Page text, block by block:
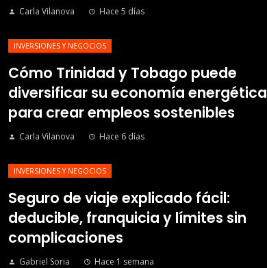
Carla Vilanova Hace 5 días
INVERSIONES Y NEGOCIOS
Cómo Trinidad y Tobago puede
diversificar su economía energética
para crear empleos sostenibles
Carla Vilanova Hace 6 días
INVERSIONES Y NEGOCIOS
Seguro de viaje explicado fácil:
deducible, franquicia y límites sin
complicaciones
Gabriel Soria Hace 1 semana